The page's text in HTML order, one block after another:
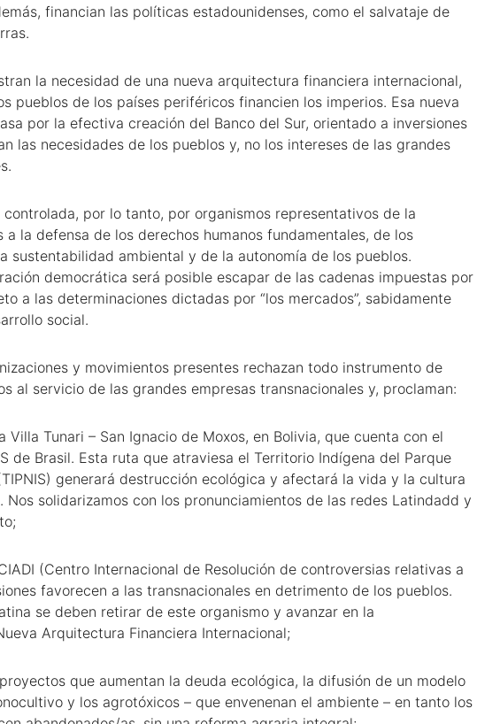
financian las políticas estadounidenses, como el salvataje de
la necesidad de una nueva arquitectura financiera internacional,
pueblos de los países periféricos financien los imperios. Esa nueva
por la efectiva creación del Banco del Sur, orientado a inversiones
las necesidades de los pueblos y, no los intereses de las grandes
por lo tanto, por organismos representativos de la
la defensa de los derechos humanos fundamentales, de los
sustentabilidad ambiental y de la autonomía de los pueblos.
democrática será posible escapar de las cadenas impuestas por
a las determinaciones dictadas por “los mercados”, sabidamente
social.
y movimientos presentes rechazan todo instrumento de
al servicio de las grandes empresas transnacionales y, proclaman:
Villa Tunari – San Ignacio de Moxos, en Bolivia, que cuenta con el
de Brasil. Esta ruta que atraviesa el Territorio Indígena del Parque
generará destrucción ecológica y afectará la vida y la cultura
Nos solidarizamos con los pronunciamientos de las redes Latindadd y
(Centro Internacional de Resolución de controversias relativas a
favorecen a las transnacionales en detrimento de los pueblos.
se deben retirar de este organismo y avanzar en la
Arquitectura Financiera Internacional;
que aumentan la deuda ecológica, la difusión de un modelo
y los agrotóxicos – que envenenan el ambiente – en tanto los